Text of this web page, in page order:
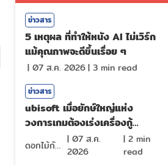
ข่าวสาร
5 เหตุผล ที่ทำให้หนัง AI ไม่เวิร์ก
แม้คุณภาพจะดีขึ้นเรื่อย ๆ
| 07 ส.ค. 2026| 3 min read
ข่าวสาร
ubisoft เมื่อยักษ์ใหญ่แห่ง
วงการเกมต้องเร่งเครื่องกู้
ศรัทธา
ดอกไม้กับสายน้ำ | 07 ส.ค.
2026
| 2min
read